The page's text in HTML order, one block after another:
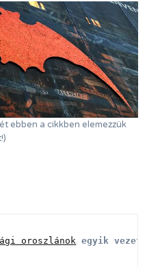
ebben a cikkben elemezzük
oroszlánok egyik